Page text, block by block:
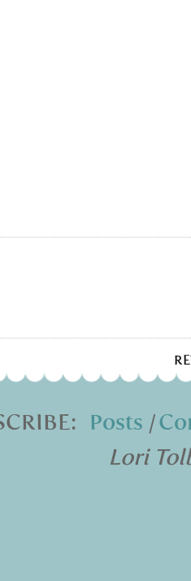
Posts |
Lori